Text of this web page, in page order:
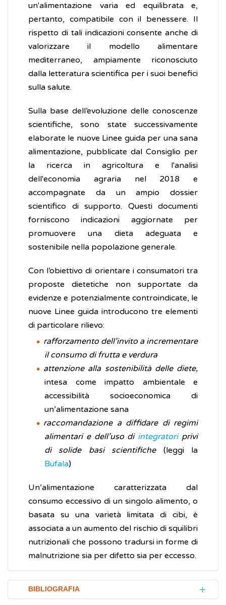
un'alimentazione varia ed equilibrata e,
pertanto, compatibile con il benessere. Il
rispetto di tali indicazioni consente anche di
valorizzare il modello alimentare
mediterraneo, ampiamente riconosciuto
dalla letteratura scientifica per i suoi benefici
sulla salute.
Sulla base dell’evoluzione delle conoscenze
scientifiche, sono state successivamente
elaborate le nuove Linee guida per una sana
alimentazione, pubblicate dal Consiglio per
la ricerca in agricoltura e l'analisi
dell'economia agraria nel 2018 e
accompagnate da un ampio dossier
scientifico di supporto. Questi documenti
forniscono indicazioni aggiornate per
promuovere una dieta adeguata e
sostenibile nella popolazione generale.
Con l’obiettivo di orientare i consumatori tra
proposte dietetiche non supportate da
evidenze e potenzialmente controindicate, le
nuove Linee guida introducono tre elementi
di particolare rilievo:
rafforzamento dell’invito a incrementare
il consumo di frutta e verdura
attenzione alla sostenibilità delle diete,
intesa come impatto ambientale e
accessibilità socioeconomica di
un’alimentazione sana
raccomandazione a diffidare di regimi
alimentari e dell’uso di integratoriprivi
di solide basi scientifiche (leggi la
Bufala)
Un’alimentazione caratterizzata dal
consumo eccessivo di un singolo alimento, o
basata su una varietà limitata di cibi, è
associata a un aumento del rischio di squilibri
nutrizionali che possono tradursi in forme di
malnutrizione sia per difetto sia per eccesso.
BIBLIOGRAFIA